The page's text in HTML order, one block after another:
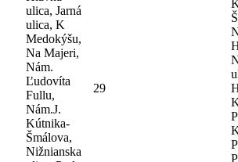
ulica, Jarná
ulica, K
Medokýšu,
Na Majeri,
Nám.
Ľudovíta
Fullu,
Nám.J.
Kútnika-
Šmálova,
Nižnianska
29